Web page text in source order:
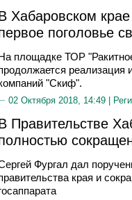
Хабаровском
поголовье
площадке ТОР
реализация
"Скиф".
02 Октября 2018, 14:49 |
Правительстве
Фургал дал
края и